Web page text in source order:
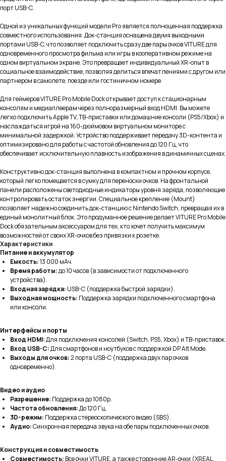
порт USB-C.
Одной из уникальных функций модели Pro является полноценная поддержка
совместного использования. Док-станция оснащена двумя выходными
портами USB-C, что позволяет подключить сразу две пары очков VITURE для
одновременного просмотра фильма или игры в кооперативном режиме на
одном виртуальном экране. Это превращает индивидуальный XR-опыт в
социальное взаимодействие, позволяя делиться впечатлениями с другом или
партнером в самолете, поезде или гостиничном номере.
Для геймеров VITURE Pro Mobile Dock открывает доступ к стационарным
консолям и медиаплеерам через полноразмерный вход HDMI. Вы можете
легко подключить Apple TV, ТВ-приставки или домашние консоли (PS5/Xbox) и
наслаждаться игрой на 160-дюймовом виртуальном мониторе с
минимальной задержкой. Устройство поддерживает передачу 3D-контента и
оптимизировано для работы с частотой обновления до 120 Гц, что
обеспечивает исключительную плавность изображения в динамичных сценах.
Конструктивно док-станция выполнена в компактном и прочном корпусе,
который легко помещается в сумку для переноски очков. На фронтальной
панели расположены светодиодные индикаторы уровня заряда, позволяющие
контролировать остаток энергии. Специальное крепление (Mount)
позволяет надежно соединить док-станцию с Nintendo Switch, превращая их в
единый монолитный блок. Это продуманное решение делает VITURE Pro Mobile
Dock обязательным аксессуаром для тех, кто хочет получить максимум
возможностей от своих XR-очков без привязки к розетке.
Характеристики
Питание и аккумулятор
Емкость:13 000 мАч.
Время работы:до 10 часов (в зависимости от подключенного
устройства).
Входная зарядка: USB-C (поддержка быстрой зарядки).
Выходная мощность: Поддержка зарядки подключенного смартфона
или консоли.
Интерфейсы и порты
Вход HDMI:Для подключения консолей (Switch, PS5, Xbox) и ТВ-приставок.
Вход USB-C:Для смартфонов и ноутбуков с поддержкой DP Alt Mode.
Выходы для очков:2 порта USB-C (поддержка двух пар очков
одновременно).
Видео и аудио
Разрешение: Поддержка до 1080p.
Частота обновления:До 120 Гц.
3D-режим: Поддержка стереоскопического видео (SBS).
Аудио:Синхронная передача звука на обе пары подключенных очков.
Конструкция и совместимость
Совместимость: Все очки VITURE, а также сторонние AR-очки (XREAL,
Углубленная поддержка
Поможем подобрать оптимальное решение
Написать
Расширенная гарантия
Предлагаем 365 днейгарантиина весь
ассортимент товаров